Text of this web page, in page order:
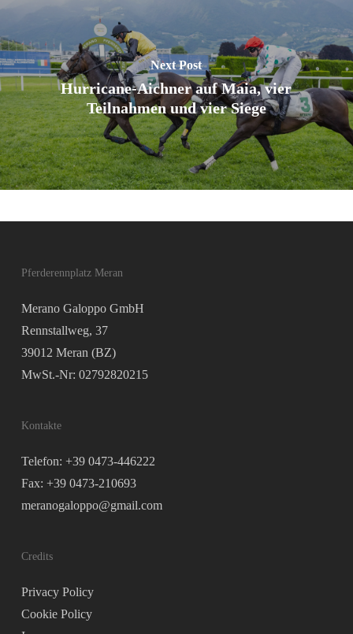
Next Post
Hurricane-Aichner auf Maia, vier
Teilnahmen und vier Siege
Pferderennplatz Meran
Merano Galoppo GmbH
Rennstallweg, 37
39012 Meran (BZ)
MwSt.-Nr: 02792820215
Kontakte
Telefon: +39 0473-446222
Fax: +39 0473-210693
meranogaloppo@gmail.com
Credits
Privacy Policy
Cookie Policy